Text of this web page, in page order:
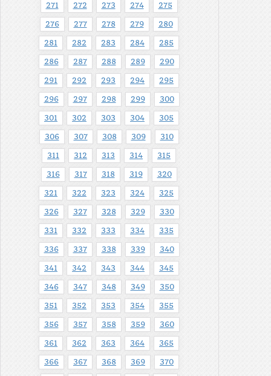
271 272 273 274 275
276 277 278 279 280
281 282 283 284 285
286 287 288 289 290
291 292 293 294 295
296 297 298 299 300
301 302 303 304 305
306 307 308 309 310
311 312 313 314 315
316 317 318 319 320
321 322 323 324 325
326 327 328 329 330
331 332 333 334 335
336 337 338 339 340
341 342 343 344 345
346 347 348 349 350
351 352 353 354 355
356 357 358 359 360
361 362 363 364 365
366 367 368 369 370